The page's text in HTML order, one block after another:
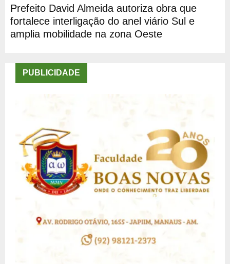
Prefeito David Almeida autoriza obra que
fortalece interligação do anel viário Sul e
amplia mobilidade na zona Oeste
PUBLICIDADE